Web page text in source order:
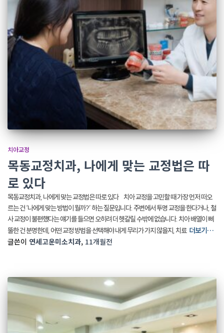
치아교정
목동교정치과, 나에게 맞는 교정법은 따
로 있다
목동교정치과, 나에게 맞는 교정법은 따로 있다 치아 교정을 고민할 때 가장 먼저 떠오
르는 건 ‘나에게 맞는 방법이 뭘까?’ 하는 질문입니다. 주변에서 투명 교정을 한다거나, 철
사 교정이 불편했다는 얘기를 들으면 오히려 더 헷갈릴 수밖에 없습니다. 치아 배열이 삐
뚤한 건 분명한데, 어떤 교정 방법을 선택해야 내게 무리가 가지 않을지, 치료 더보기…
글쓴이 연세고운미소치과, 11개월전